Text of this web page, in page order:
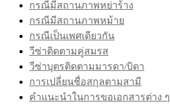
กรณีมีสถานภาพหย่าร้าง
กรณีมีสถานภาพหม้าย
กรณีเป็นเพศเดียวกัน
วีซ่าติดตามคู่สมรส
วีซ่าบุตรติดตามมารดา/บิดา
การเปลี่ยนชื่อสกุลตามสามี
คำแนะนำในการขอเอกสารต่าง ๆ